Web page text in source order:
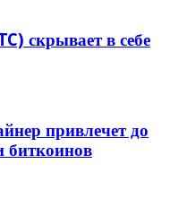
скрывает в себе
привлечет до
биткоинов